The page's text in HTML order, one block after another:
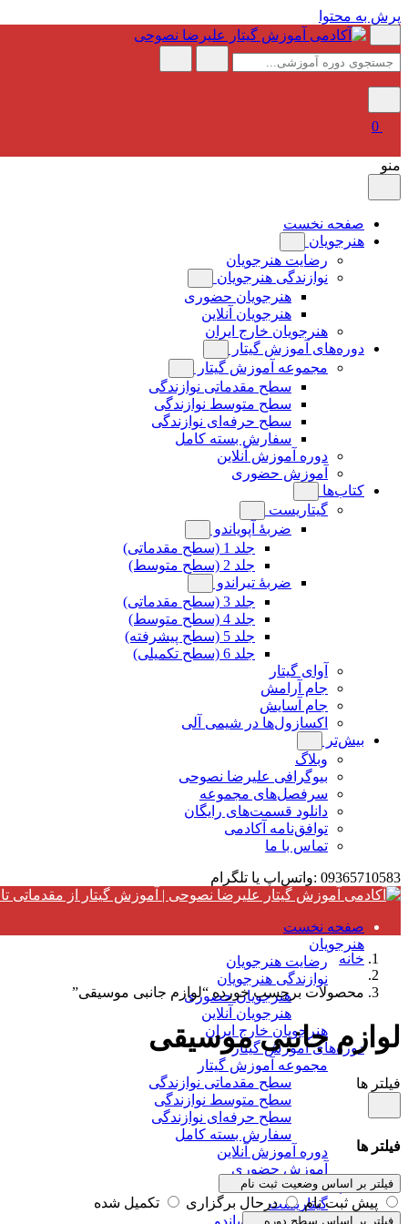
پرش به محتوا
0
منو
صفحه نخست
هنرجویان
رضایت هنرجویان
نوازندگی هنرجویان
هنرجویان حضوری
هنرجویان آنلاین
هنرجویان خارج ایران
دوره‌های آموزش گیتار
مجموعه آموزش گیتار
سطح مقدماتی نوازندگی
سطح متوسط نوازندگی
سطح حرفه‌ای نوازندگی
سفارش بسته کامل
دوره آموزش آنلاین
آموزش حضوری
کتاب‌ها
گیتاریست
ضربۀ آپویاندو
جلد 1 (سطح مقدماتی)
جلد 2 (سطح متوسط)
ضربۀ تیراندو
جلد 3 (سطح مقدماتی)
جلد 4 (سطح متوسط)
جلد 5 (سطح پیشرفته)
جلد 6 (سطح تکمیلی)
آوای گیتار
جام آرامش
جام آسایش
اکسازول‌ها در شیمی آلی
بیش‌تر
وبلاگ
بیوگرافی علیرضا نصوحی
سرفصل‌های مجموعه
دانلود قسمت‌های رایگان
توافق‌نامه آکادمی
تماس با ما
09365710583 :واتس‌اپ یا تلگرام
صفحه نخست
هنرجویان
رضایت هنرجویان
نوازندگی هنرجویان
هنرجویان حضوری
هنرجویان آنلاین
هنرجویان خارج ایران
دوره‌های آموزش گیتار
مجموعه آموزش گیتار
سطح مقدماتی نوازندگی
سطح متوسط نوازندگی
سطح حرفه‌ای نوازندگی
سفارش بسته کامل
دوره آموزش آنلاین
آموزش حضوری
کتاب‌ها
گیتاریست
ضربۀ آپویاندو
خانه
محصولات برچسب خورده “لوازم جانبی موسیقی”
لوازم جانبی موسیقی
فیلتر ها
فیلتر ها
فیلتر بر اساس وضعیت ثبت نام
پیش ثبت نام درحال برگزاری تکمیل شده
فیلتر بر اساس سطح دوره